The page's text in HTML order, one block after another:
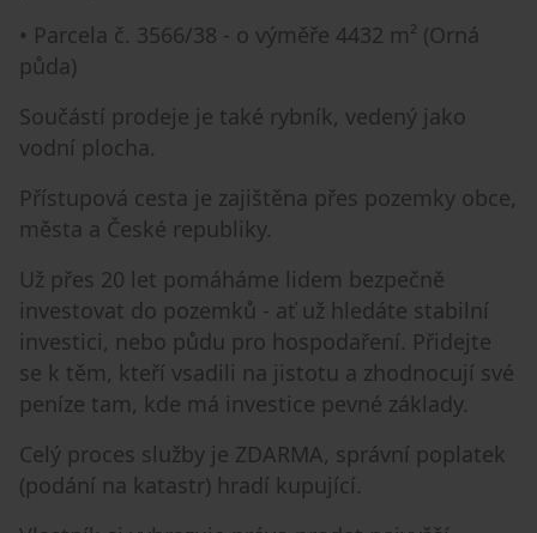
• Parcela č. 3566/38 - o výměře 4432 m² (Orná
půda)
Součástí prodeje je také rybník, vedený jako
vodní plocha.
Přístupová cesta je zajištěna přes pozemky obce,
města a České republiky.
Už přes 20 let pomáháme lidem bezpečně
investovat do pozemků - ať už hledáte stabilní
investici, nebo půdu pro hospodaření. Přidejte
se k těm, kteří vsadili na jistotu a zhodnocují své
peníze tam, kde má investice pevné základy.
Celý proces služby je ZDARMA, správní poplatek
(podání na katastr) hradí kupující.